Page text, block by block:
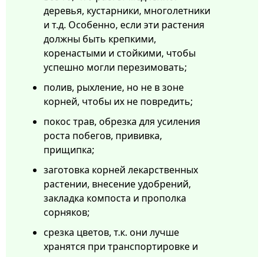
деревья, кустарники, многолетники
и т.д. Особенно, если эти растения
должны быть крепкими,
коренастыми и стойкими, чтобы
успешно могли перезимовать;
полив, рыхление, но не в зоне
корней, чтобы их не повредить;
покос трав, обрезка для усиления
роста побегов, прививка,
прищипка;
заготовка корней лекарственных
растении, внесение удобрений,
закладка компоста и прополка
сорняков;
срезка цветов, т.к. они лучше
хранятся при транспортировке и